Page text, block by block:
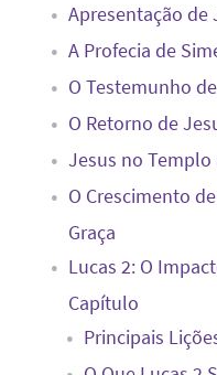
Apresentação de
A Profecia de
O Testemunho
O Retorno de
Jesus no Templo
O Crescimento
Graça
Lucas 2: O
Capítulo
Principais